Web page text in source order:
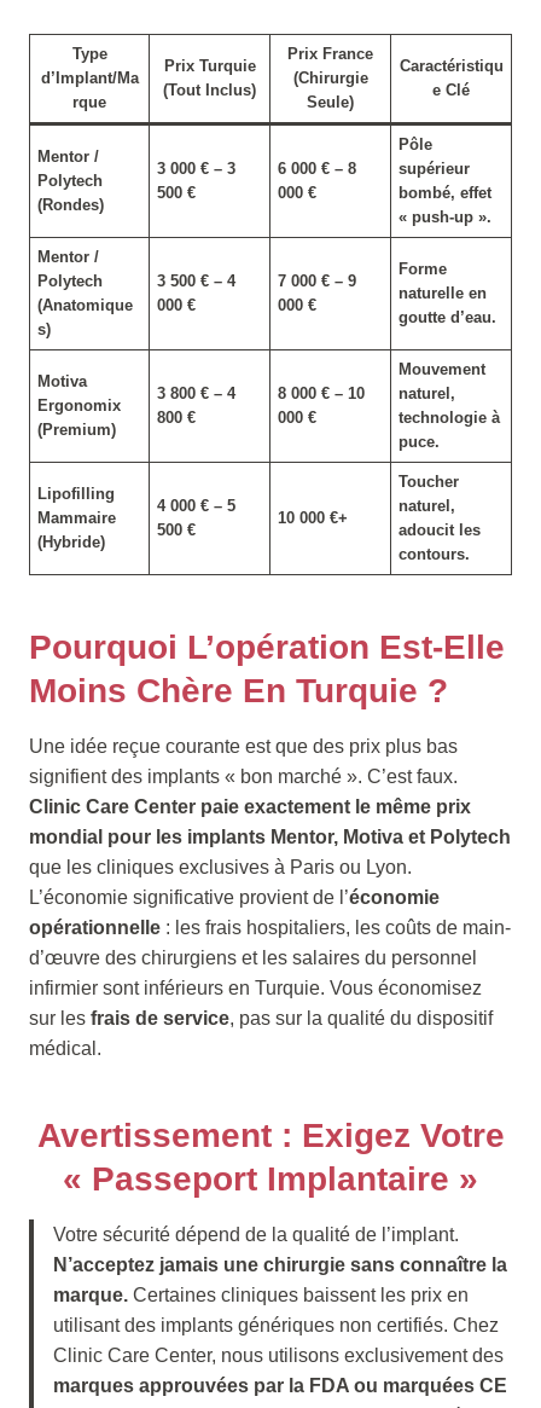
Type
d’Implant/Ma
rque
Prix Turquie
(Tout Inclus)
Prix France
(Chirurgie
Seule)
Caractéristiqu
e Clé
Mentor /
Polytech
(Rondes)
3 000 € – 3
500 €
6 000 € – 8
000 €
Pôle
supérieur
bombé, effet
« push-up ».
Mentor /
Polytech
(Anatomique
s)
3 500 € – 4
000 €
7 000 € – 9
000 €
Forme
naturelle en
goutte d’eau.
Motiva
Ergonomix
(Premium)
3 800 € – 4
800 €
8 000 € – 10
000 €
Mouvement
naturel,
technologie à
puce.
Lipofilling
Mammaire
(Hybride)
4 000 € – 5
500 €
10 000 €+
Toucher
naturel,
adoucit les
contours.
Pourquoi L’opération Est-Elle
Moins Chère En Turquie ?
Une idée reçue courante est que des prix plus bas
signifient des implants « bon marché ». C’est faux.
Clinic Care Center paie exactement le même prix
mondial pour les implants Mentor, Motiva et Polytech
que les cliniques exclusives à Paris ou Lyon.
L’économie significative provient de l’économie
opérationnelle : les frais hospitaliers, les coûts de main-
d’œuvre des chirurgiens et les salaires du personnel
infirmier sont inférieurs en Turquie. Vous économisez
sur les frais de service, pas sur la qualité du dispositif
médical.
Avertissement : Exigez Votre
« Passeport Implantaire »
Votre sécurité dépend de la qualité de l’implant.
N’acceptez jamais une chirurgie sans connaître la
marque. Certaines cliniques baissent les prix en
utilisant des implants génériques non certifiés. Chez
Clinic Care Center, nous utilisons exclusivement des
marques approuvées par la FDA ou marquées CE